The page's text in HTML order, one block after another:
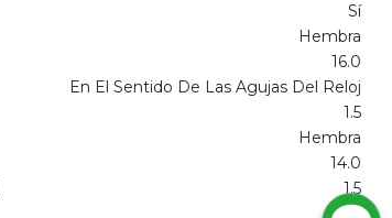
Sí
Hembra
16.0
En El Sentido De Las Agujas Del Reloj
1.5
Hembra
14.0
1.5
Sí